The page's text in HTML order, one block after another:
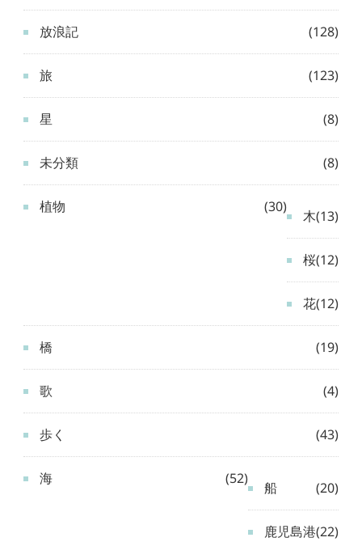
放浪記 (128)
旅 (123)
星 (8)
未分類 (8)
植物 (30)
木(13)
桜(12)
花(12)
橋 (19)
歌 (4)
歩く (43)
海 (52)
船 (20)
鹿児島港(22)